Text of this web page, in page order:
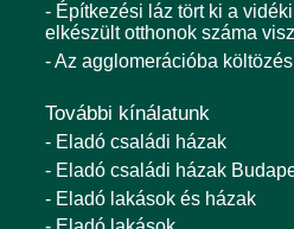
- Építkezési láz tört ki a
elkészült otthonok száma
- Az agglomerációba
További kínálatunk
- Eladó családi házak
- Eladó családi házak
- Eladó lakások és házak